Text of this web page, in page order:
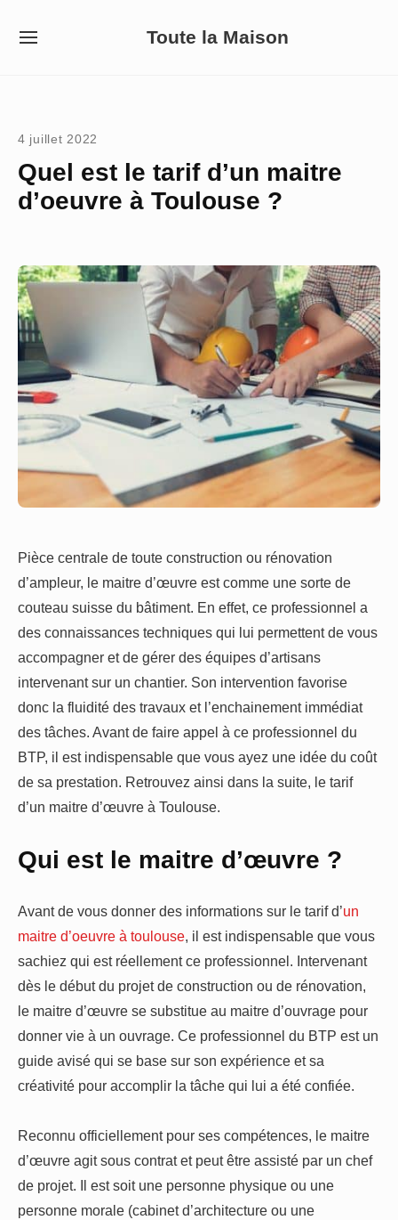
Toute la Maison
SITE
4 juillet 2022
Quel est le tarif d’un maitre
d’oeuvre à Toulouse ?
Pièce centrale de toute construction ou rénovation
d’ampleur, le maitre d’œuvre est comme une sorte de
couteau suisse du bâtiment. En effet, ce professionnel a
des connaissances techniques qui lui permettent de vous
accompagner et de gérer des équipes d’artisans
intervenant sur un chantier. Son intervention favorise
donc la fluidité des travaux et l’enchainement immédiat
des tâches. Avant de faire appel à ce professionnel du
BTP, il est indispensable que vous ayez une idée du coût
de sa prestation. Retrouvez ainsi dans la suite, le tarif
d’un maitre d’œuvre à Toulouse.
Qui est le maitre d’œuvre ?
Avant de vous donner des informations sur le tarif d’un
maitre d’oeuvre à toulouse, il est indispensable que vous
sachiez qui est réellement ce professionnel. Intervenant
dès le début du projet de construction ou de rénovation,
le maitre d’œuvre se substitue au maitre d’ouvrage pour
donner vie à un ouvrage. Ce professionnel du BTP est un
guide avisé qui se base sur son expérience et sa
créativité pour accomplir la tâche qui lui a été confiée.
Reconnu officiellement pour ses compétences, le maitre
d’œuvre agit sous contrat et peut être assisté par un chef
de projet. Il est soit une personne physique ou une
personne morale (cabinet d’architecture ou une